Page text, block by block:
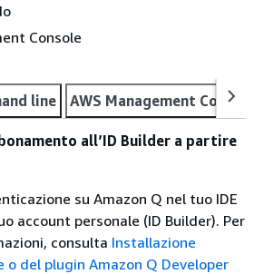
Console
line AWS Management Console
all’ID Builder a partire
su Amazon Q nel tuo IDE
account personale (ID Builder). Per
consulta Installazione
o del plugin Amazon Q Developer